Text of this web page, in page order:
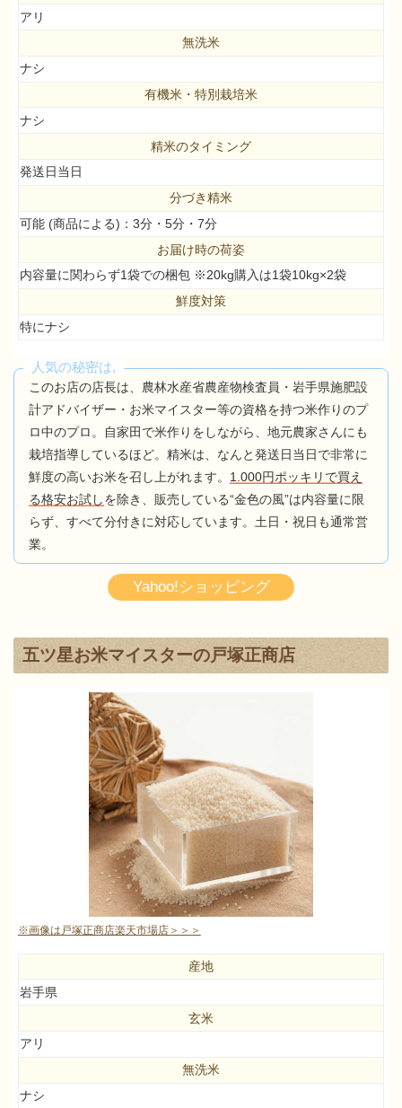
アリ
無洗米
ナシ
有機米・特別栽培米
ナシ
精米のタイミング
発送日当日
分づき精米
可能 (商品による)：3分・5分・7分
お届け時の荷姿
内容量に関わらず1袋での梱包 ※20kg購入は1袋10kg×2袋
鮮度対策
特にナシ
人気の秘密は,
このお店の店長は、農林水産省農産物検査員・岩手県施肥設
計アドバイザー・お米マイスター等の資格を持つ米作りのプ
ロ中のプロ。自家田で米作りをしながら、地元農家さんにも
栽培指導しているほど。精米は、なんと発送日当日で非常に
鮮度の高いお米を召し上がれます。 1.000円ポッキリで買え
る格安お試しを除き、販売している“金色の風”は内容量に限
らず、すべて分付きに対応しています。土日・祝日も通常営
業。
Yahoo!ショッピング
五ツ星お米マイスターの戸塚正商店
※画像は戸塚正商店楽天市場店＞＞＞
産地
岩手県
玄米
アリ
無洗米
ナシ